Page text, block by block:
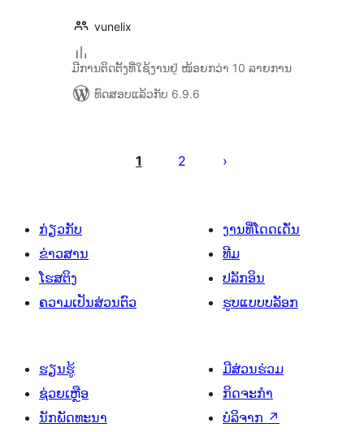
vunelix
ມີການຕິດຕັ້ງທີ່ໃຊ້ງານຢູ່ ໜ້ອຍກວ່າ 10 ລາຍການ
ທົດສອບແລ້ວກັບ 6.9.6
1 2
ກ່ຽວກັບ
ຂ່າວສານ
ໂຮສຕິງ
ຄວາມເປັນສ່ວນຕົວ
ງານທີ່ໂດດເດັ່ນ
ທີມ
ປລັກອິນ
ຮູບແບບບລັອກ
ຮຽນຮູ້
ຊ່ວຍເຫຼືອ
ນັກພັດທະນາ
ມີສ່ວນຮ່ວມ
ກິດຈະກຳ
ບໍລິຈາກ ↗